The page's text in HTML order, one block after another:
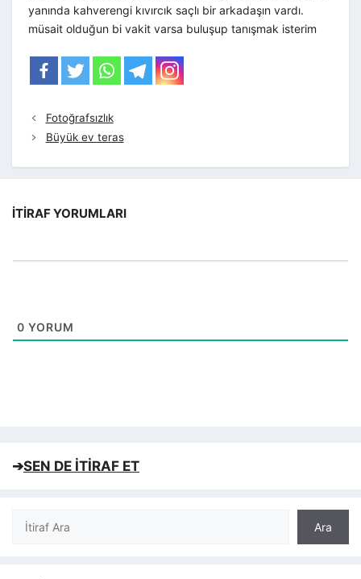
yanında kahverengi kıvırcık saçlı bir arkadaşın vardı.
müsait olduğun bi vakit varsa buluşup tanışmak isterim
Fotoğrafsızlık
Büyük ev teras
İTIRAF YORUMLARI
0 YORUM
➔SEN DE İTİRAF ET
Ara
Ara